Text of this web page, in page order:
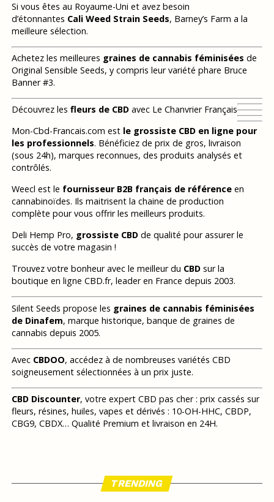
Si vous êtes au Royaume-Uni et avez besoin
d’étonnantes Cali Weed Strain Seeds, Barney’s Farm a la
meilleure sélection.
Achetez les meilleures graines de cannabis féminisées de
Original Sensible Seeds, y compris leur variété phare Bruce
Banner #3.
Découvrez les fleurs de CBDavec Le Chanvrier Français
Mon-Cbd-Francais.com est le grossiste CBD en ligne pour
les professionnels. Bénéficiez de prix de gros, livraison
(sous 24h), marques reconnues, des produits analysés et
contrôlés.
Weecl est le fournisseur B2B français de référenceen
cannabinoïdes. Ils maitrisent la chaine de production
complète pour vous offrir les meilleurs produits.
Deli Hemp Pro, grossiste CBDde qualité pour assurer le
succès de votre magasin !
Trouvez votre bonheur avec le meilleur du CBDsur la
boutique en ligne CBD.fr, leader en France depuis 2003.
Silent Seeds propose les graines de cannabis féminisées
de Dinafem, marque historique, banque de graines de
cannabis depuis 2005.
Avec CBDOO, accédez à de nombreuses variétés CBD
soigneusement sélectionnées à un prix juste.
CBD Discounter, votre expert CBD pas cher : prix cassés sur
fleurs, résines, huiles, vapes et dérivés : 10-OH-HHC, CBDP,
CBG9, CBDX… Qualité Premium et livraison en 24H.
TRENDING